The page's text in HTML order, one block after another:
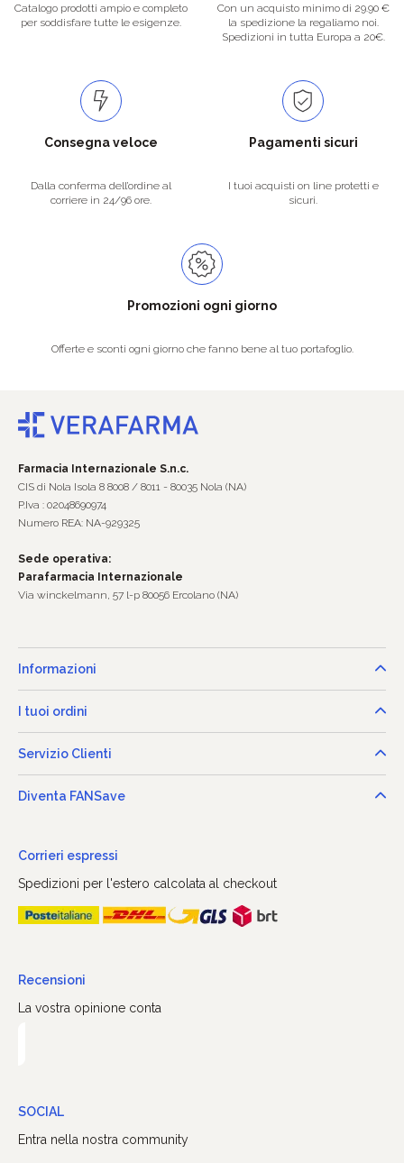
Catalogo prodotti ampio e completo
per soddisfare tutte le esigenze.
Con un acquisto minimo di 29.90 €
la spedizione la regaliamo noi.
Spedizioni in tutta Europa a 20€.
Consegna veloce
Dalla conferma dell’ordine al
corriere in 24/96 ore.
Pagamenti sicuri
I tuoi acquisti on line protetti e
sicuri.
Promozioni ogni giorno
Offerte e sconti ogni giorno che fanno bene al tuo portafoglio.
Farmacia Internazionale S.n.c.
CIS di Nola Isola 8 8008 / 8011 - 80035 Nola (NA)
P.Iva : 02048690974
Numero REA: NA-929325
Sede operativa:
Parafarmacia Internazionale
Via winckelmann, 57 l-p 80056 Ercolano (NA)
Informazioni
I tuoi ordini
Servizio Clienti
Diventa FANSave
Corrieri espressi
Spedizioni per l'estero calcolata al checkout
Recensioni
La vostra opinione conta
SOCIAL
Entra nella nostra community